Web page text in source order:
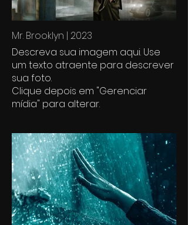
Mr. Brooklyn | 2023
Descreva sua imagem aqui. Use
um texto atraente para descrever
sua foto.
Clique depois em "Gerenciar
mídia" para alterar.